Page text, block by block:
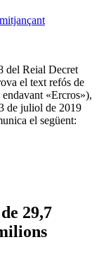
del Reial Decret
el text refós de
«Ercros»),
de juliol de 2019
el següent:
29,7